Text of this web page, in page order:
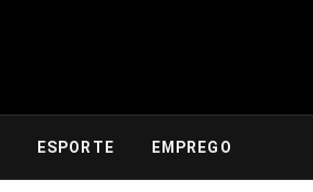
ESPORTE EMPREGO